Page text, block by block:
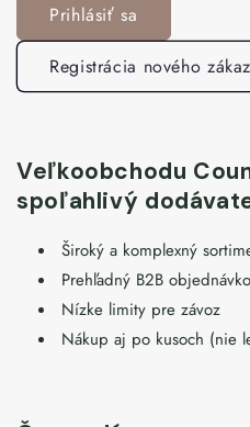
Prihlásiť sa
Registrácia nového
Veľkoobchodu
spoľahlivý
Široký a komplexný
Prehľadný B2B
Nízke limity pre závoz
Nákup aj po kusoch (nie